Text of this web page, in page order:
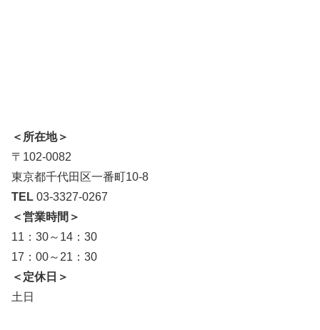
＜所在地＞
〒102-0082
東京都千代田区一番町10-8
TEL 03-3327-0267
＜営業時間＞
11：30～14：30
17：00～21：30
＜定休日＞
土日